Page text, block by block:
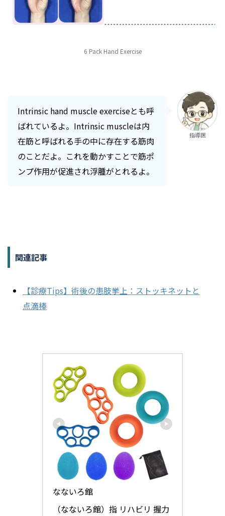
6 Pack Hand Exercise
Intrinsic hand muscle exerciseとも呼
ばれているよ。Intrinsic muscleは内
在筋と呼ばれる手の中に存在する筋肉
のことだよ。これを動かすことで筋ポ
ンプ作用が促進され浮腫がとれるよ。
指導医
関連記事
【診療Tips】術後の患肢挙上：ストッキネットと
点滴棒
なないろ館
（なないろ館）指 リハビリ 握力